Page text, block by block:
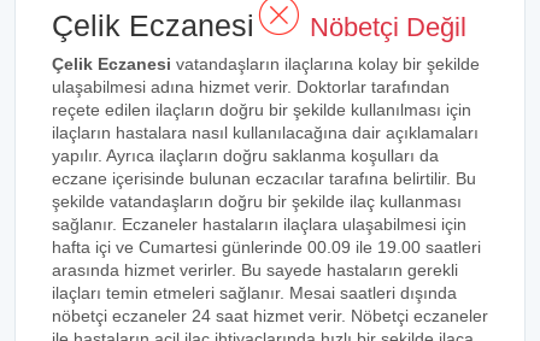
Çelik Eczanesi Nöbetçi Değil
Çelik Eczanesi vatandaşların ilaçlarına kolay bir şekilde
ulaşabilmesi adına hizmet verir. Doktorlar tarafından
reçete edilen ilaçların doğru bir şekilde kullanılması için
ilaçların hastalara nasıl kullanılacağına dair açıklamaları
yapılır. Ayrıca ilaçların doğru saklanma koşulları da
eczane içerisinde bulunan eczacılar tarafına belirtilir. Bu
şekilde vatandaşların doğru bir şekilde ilaç kullanması
sağlanır. Eczaneler hastaların ilaçlara ulaşabilmesi için
hafta içi ve Cumartesi günlerinde 00.09 ile 19.00 saatleri
arasında hizmet verirler. Bu sayede hastaların gerekli
ilaçları temin etmeleri sağlanır. Mesai saatleri dışında
nöbetçi eczaneler 24 saat hizmet verir. Nöbetçi eczaneler